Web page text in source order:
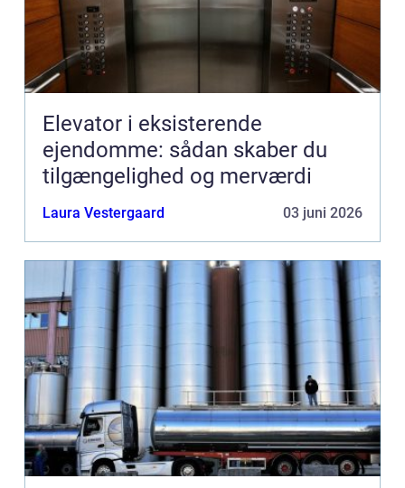
Elevator i eksisterende
ejendomme: sådan skaber du
tilgængelighed og merværdi
Laura Vestergaard 03 juni 2026